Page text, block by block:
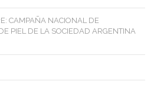
CAMPAÑA NACIONAL DE
PIEL DE LA SOCIEDAD ARGENTINA